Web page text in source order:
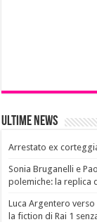
Ultime News
Arrestato ex
Sonia Bruganelli e
polemiche: la replica
Luca Argentero
la fiction di Rai 1